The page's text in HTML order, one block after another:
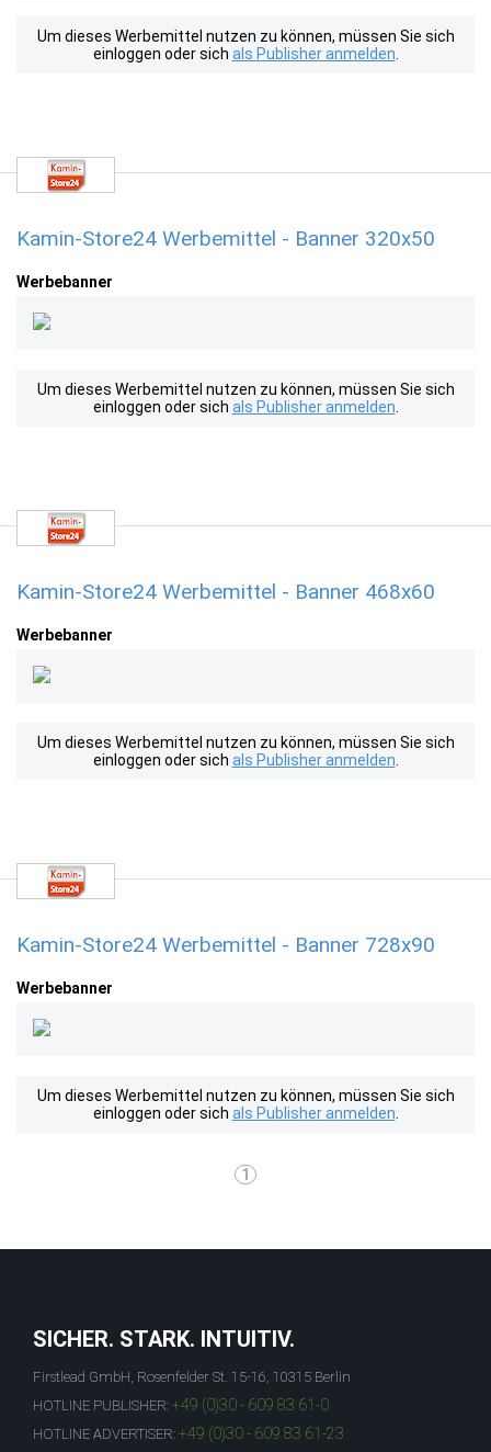
Um dieses Werbemittel nutzen zu können, müssen Sie sich
einloggen oder sich als Publisher anmelden
Kamin-Store24 Werbemittel - Banner 320x50
Werbebanner
Um dieses Werbemittel nutzen zu können, müssen Sie sich
einloggen oder sich als Publisher anmelden
Kamin-Store24 Werbemittel - Banner 468x60
Werbebanner
Um dieses Werbemittel nutzen zu können, müssen Sie sich
einloggen oder sich als Publisher anmelden
Kamin-Store24 Werbemittel - Banner 728x90
Werbebanner
Um dieses Werbemittel nutzen zu können, müssen Sie sich
einloggen oder sich als Publisher anmelden
1
SICHER. STARK. INTUITIV.
Firstlead GmbH, Rosenfelder St. 15-16, 10315 Berlin
HOTLINE PUBLISHER: +49 (0)30 - 609 83 61-0
HOTLINE ADVERTISER: +49 (0)30 - 609 83 61-23